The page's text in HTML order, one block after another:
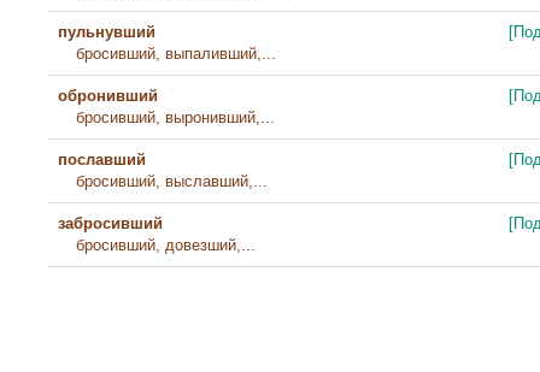
пульнувший
бросивший, выпаливший,...
обронивший
бросивший, выронивший,...
пославший
бросивший, выславший,...
забросивший
бросивший, довезший,...